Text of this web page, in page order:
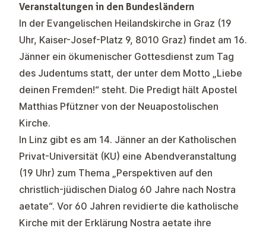
Veranstaltungen in den Bundesländern
In der Evangelischen Heilandskirche in Graz (19
Uhr, Kaiser-Josef-Platz 9, 8010 Graz) findet am 16.
Jänner ein ökumenischer Gottesdienst zum Tag
des Judentums statt, der unter dem Motto „Liebe
deinen Fremden!“ steht. Die Predigt hält Apostel
Matthias Pfützner von der Neuapostolischen
Kirche.
In Linz gibt es am 14. Jänner an der Katholischen
Privat-Universität (KU) eine Abendveranstaltung
(19 Uhr) zum Thema „Perspektiven auf den
christlich-jüdischen Dialog 60 Jahre nach Nostra
aetate“. Vor 60 Jahren revidierte die katholische
Kirche mit der Erklärung Nostra aetate ihre